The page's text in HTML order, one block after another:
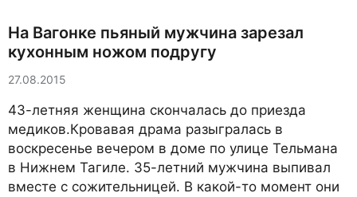
На Вагонке пьяный мужчина зарезал
кухонным ножом подругу
27.08.2015
43-летняя женщина скончалась до приезда
медиков.Кровавая драма разыгралась в
воскресенье вечером в доме по улице Тельмана
в Нижнем Тагиле. 35-летний мужчина выпивал
вместе с сожительницей. В какой-то момент они